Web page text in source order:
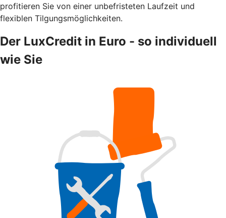
profitieren Sie von einer unbefristeten Laufzeit und
flexiblen Tilgungsmöglichkeiten.
Der LuxCredit in Euro - so individuell
wie Sie